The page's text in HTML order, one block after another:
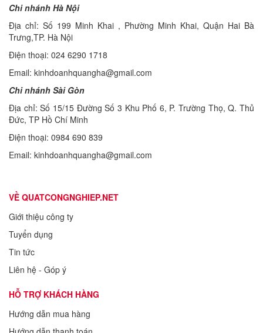
Chi nhánh Hà Nội
Địa chỉ: Số 199 Minh Khai , Phường Minh Khai, Quận Hai Bà
Trưng,TP. Hà Nội
Điện thoại: 024 6290 1718
Email: kinhdoanhquangha@gmail.com
Chi nhánh Sài Gòn
Địa chỉ: Số 15/15 Đường Số 3 Khu Phố 6, P. Trường Thọ, Q. Thủ
Đức, TP Hồ Chí Minh
Điện thoại: 0984 690 839
Email: kinhdoanhquangha@gmail.com
VỀ QUATCONGNGHIEP.NET
Giới thiệu công ty
Tuyển dụng
Tin tức
Liên hệ - Góp ý
HỖ TRỢ KHÁCH HÀNG
Hướng dẫn mua hàng